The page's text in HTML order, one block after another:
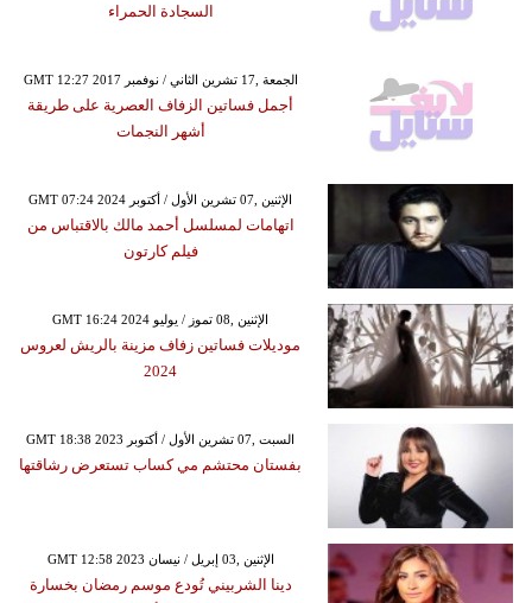
السجادة الحمراء
GMT 12:27 2017 الجمعة ,17 تشرين الثاني / نوفمبر
أجمل فساتين الزفاف العصرية على طريقة
أشهر النجمات
GMT 07:24 2024 الإثنين ,07 تشرين الأول / أكتوبر
اتهامات لمسلسل أحمد مالك بالاقتباس من
فيلم كارتون
GMT 16:24 2024 الإثنين ,08 تموز / يوليو
موديلات فساتين زفاف مزينة بالريش لعروس
2024
GMT 18:38 2023 السبت ,07 تشرين الأول / أكتوبر
بفستان محتشم مي كساب تستعرض رشاقتها
GMT 12:58 2023 الإثنين ,03 إبريل / نيسان
دينا الشربيني تُودع موسم رمضان بخسارة